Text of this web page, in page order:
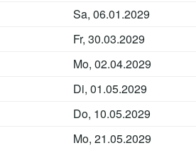
Sa, 06.01.2029
Fr, 30.03.2029
Mo, 02.04.2029
Di, 01.05.2029
Do, 10.05.2029
Mo, 21.05.2029